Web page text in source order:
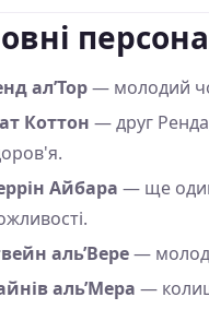
ал’Тор— молодий
Коттон — друг
Айбара — ще один
аль’Вере—
аль’Мера —